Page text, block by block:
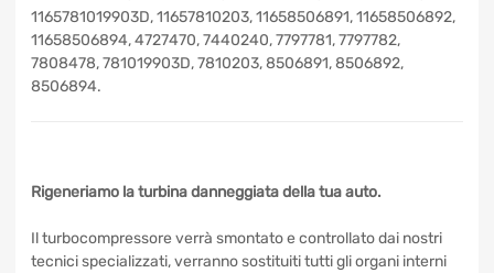
11657808478, 1165781019903D, 11657810203,
11658506891, 11658506892, 11658506894, 4727470,
7440240, 7797781, 7797782, 7808478, 781019903D,
7810203, 8506891, 8506892, 8506894.
Rigeneriamo la turbina danneggiata della tua auto.
Il turbocompressore verrà smontato e controllato dai nostri
tecnici specializzati, verranno sostituiti tutti gli organi interni